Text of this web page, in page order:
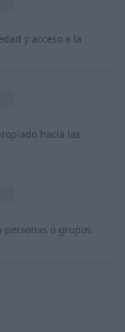
y acceso a la
hacia las
o grupos